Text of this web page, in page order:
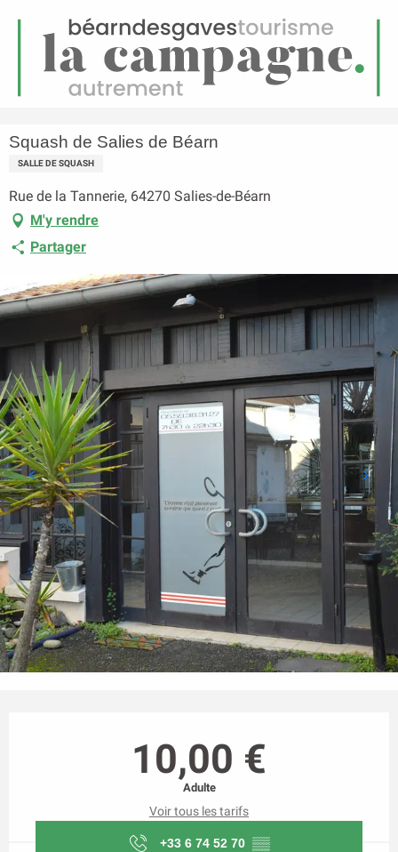
Menu
Squash de Salies de Béarn
Squash de Salies de Béarn
SALLE DE SQUASH
Rue de la Tannerie, 64270 Salies-de-Béarn
M'y rendre
Partager
10,00 €
Adulte
Voir tous les tarifs
+33 6 74 52 70 ▒▒